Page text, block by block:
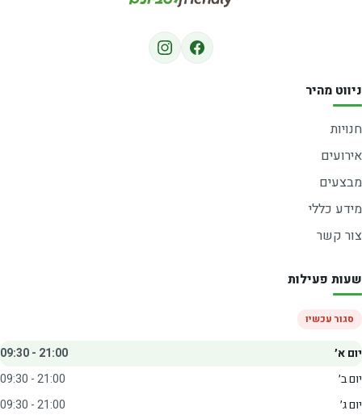
ניווט מהיר
חנויות
אירועים
מבצעים
מידע כללי
צור קשר
שעות פעילות
סגור עכשיו
יום א׳
09:30 - 21:00
יום ב׳
09:30 - 21:00
יום ג׳
09:30 - 21:00